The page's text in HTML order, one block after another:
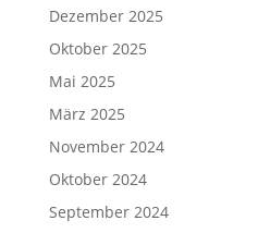
Dezember 2025
Oktober 2025
Mai 2025
März 2025
November 2024
Oktober 2024
September 2024